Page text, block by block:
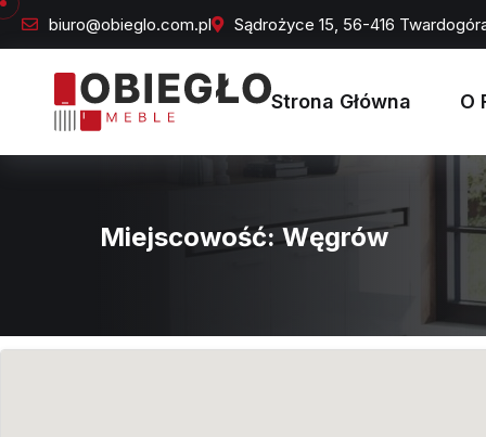
biuro@obieglo.com.pl Sądrożyce 15, 56-416
Strona Główna O
Miejscowość: Węgrów